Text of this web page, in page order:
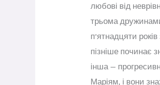
любові від
трьома дружинами
п’ятнадцяти
пізніше починає
інша —
Маріям, і вони